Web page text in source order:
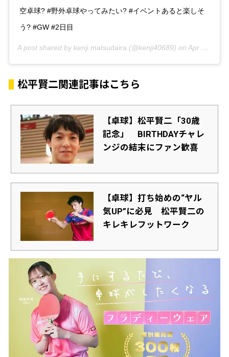
空卓球? #野外卓球やってみたい? #イベントあると楽しそ
う? #GW #2日目
A post shared by kenji matsudaira (@kenji40689) on Apr 28, 2019 at 12:13am PDT
松平賢二関連記事はこちら
【卓球】松平賢二「30歳
記念」 BIRTHDAYチャレ
ンジの結末にファン歓喜
【卓球】打ち始めの“ヤル
気UP”に必見 松平賢二の
キレキレフットワーク